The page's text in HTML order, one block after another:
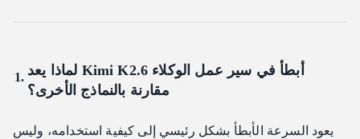
لماذا يعد Kimi K2.6 أبطأ في سير عمل الوكلاء
مقارنة بالنماذج الأخرى؟
يعود السرعة الأبطأ بشكل رئيسي إلى كيفية استخدامه، وليس